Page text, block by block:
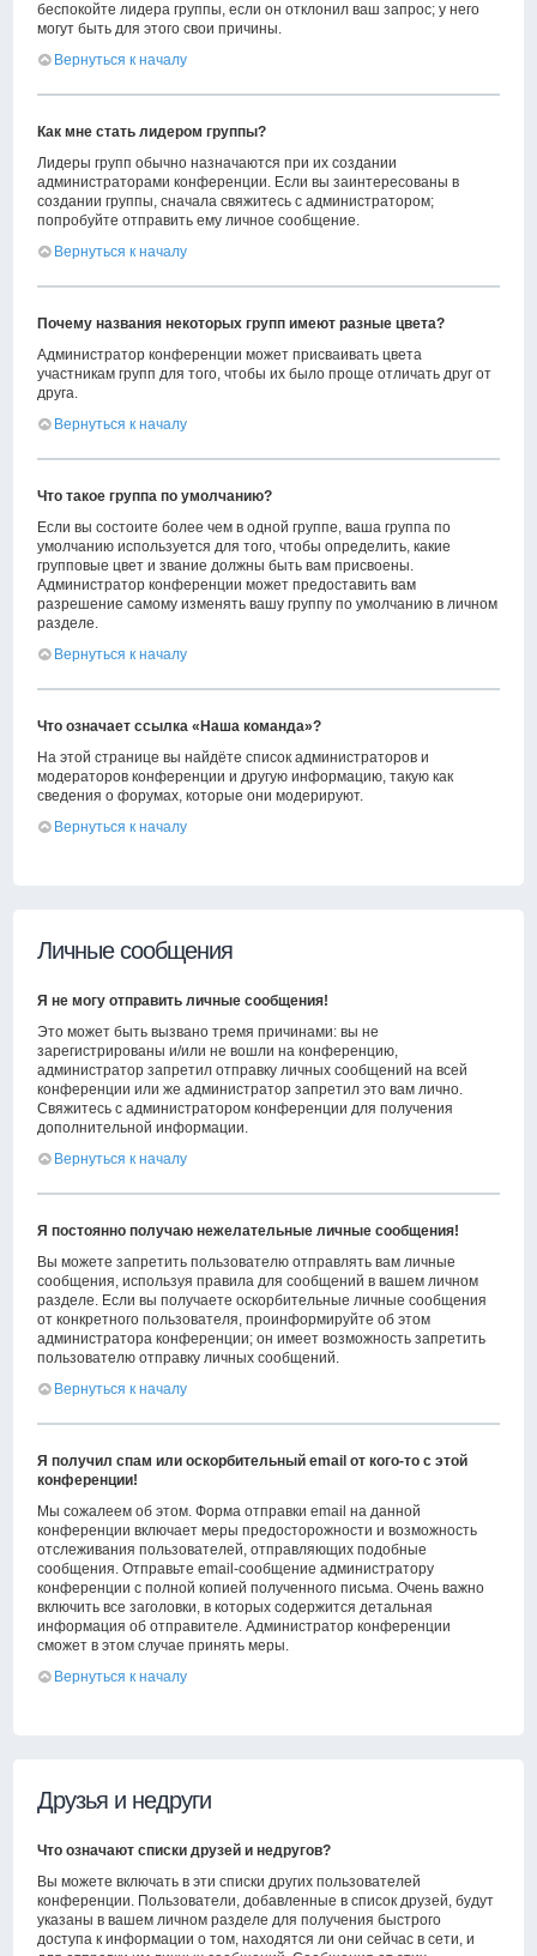
беспокойте лидера группы, если он отклонил ваш запрос; у него
могут быть для этого свои причины.
Вернуться к началу
Как мне стать лидером группы?
Лидеры групп обычно назначаются при их создании
администраторами конференции. Если вы заинтересованы в
создании группы, сначала свяжитесь с администратором;
попробуйте отправить ему личное сообщение.
Вернуться к началу
Почему названия некоторых групп имеют разные цвета?
Администратор конференции может присваивать цвета
участникам групп для того, чтобы их было проще отличать друг от
друга.
Вернуться к началу
Что такое группа по умолчанию?
Если вы состоите более чем в одной группе, ваша группа по
умолчанию используется для того, чтобы определить, какие
групповые цвет и звание должны быть вам присвоены.
Администратор конференции может предоставить вам
разрешение самому изменять вашу группу по умолчанию в личном
разделе.
Вернуться к началу
Что означает ссылка «Наша команда»?
На этой странице вы найдёте список администраторов и
модераторов конференции и другую информацию, такую как
сведения о форумах, которые они модерируют.
Вернуться к началу
Личные сообщения
Я не могу отправить личные сообщения!
Это может быть вызвано тремя причинами: вы не
зарегистрированы и/или не вошли на конференцию,
администратор запретил отправку личных сообщений на всей
конференции или же администратор запретил это вам лично.
Свяжитесь с администратором конференции для получения
дополнительной информации.
Вернуться к началу
Я постоянно получаю нежелательные личные сообщения!
Вы можете запретить пользователю отправлять вам личные
сообщения, используя правила для сообщений в вашем личном
разделе. Если вы получаете оскорбительные личные сообщения
от конкретного пользователя, проинформируйте об этом
администратора конференции; он имеет возможность запретить
пользователю отправку личных сообщений.
Вернуться к началу
Я получил спам или оскорбительный email от кого-то с этой
конференции!
Мы сожалеем об этом. Форма отправки email на данной
конференции включает меры предосторожности и возможность
отслеживания пользователей, отправляющих подобные
сообщения. Отправьте email-сообщение администратору
конференции с полной копией полученного письма. Очень важно
включить все заголовки, в которых содержится детальная
информация об отправителе. Администратор конференции
сможет в этом случае принять меры.
Вернуться к началу
Друзья и недруги
Что означают списки друзей и недругов?
Вы можете включать в эти списки других пользователей
конференции. Пользователи, добавленные в список друзей, будут
указаны в вашем личном разделе для получения быстрого
доступа к информации о том, находятся ли они сейчас в сети, и